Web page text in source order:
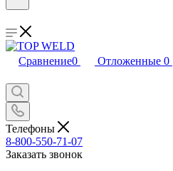
Сравнение0 Отложенные 0
Телефоны
8-800-550-71-07
Заказать звонок